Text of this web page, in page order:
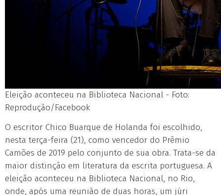
Eleição aconteceu na Biblioteca Nacional - Foto:
Reprodução/Facebook
O escritor Chico Buarque de Holanda foi escolhido,
nesta terça-feira (21), como vencedor do Prêmio
Camões de 2019 pelo conjunto de sua obra. Trata-se da
maior distinção em literatura da escrita portuguesa. A
eleição aconteceu na Biblioteca Nacional, no Rio,
onde, após uma reunião de duas horas, um júri